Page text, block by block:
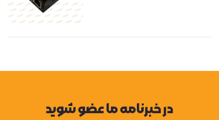
در خبرنامه ما عضو شوید